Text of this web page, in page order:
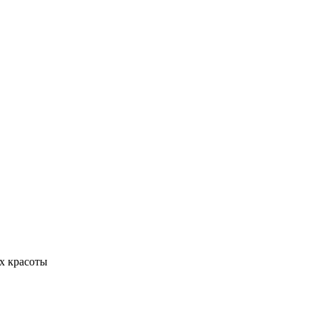
красоты